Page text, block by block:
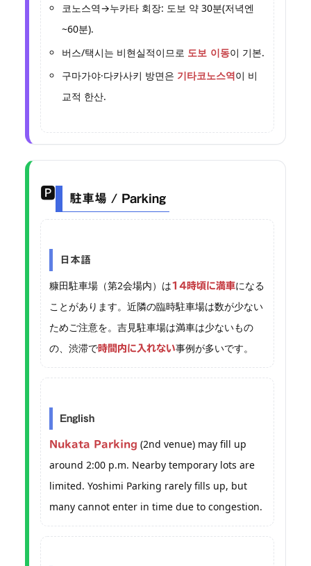
코노스역→누카타 회장: 도보 약 30분(저녁엔
~60분).
버스/택시는 비현실적이므로 도보 이동이 기본.
구마가야·다카사키 방면은 기타코노스역 이 비
교적 한산.
🅿️ 駐車場 / Parking
日本語
糠田駐車場（第2会場内）は14時頃に満車になる
ことがあります。近隣の臨時駐車場は数が少ない
ためご注意を。吉見駐車場は満車は少ないもの
の、渋滞で時間内に入れない事例が多いです。
English
Nukata Parking (2nd venue) may fill up
around 2:00 p.m. Nearby temporary lots are
limited. Yoshimi Parking rarely fills up, but
many cannot enter in time due to congestion.